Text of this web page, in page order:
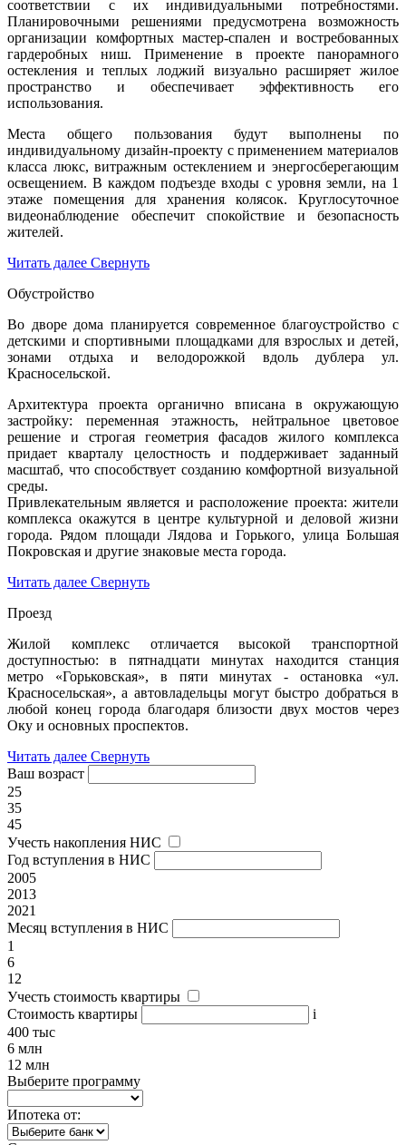
соответствии с их индивидуальными потребностями.
Планировочными решениями предусмотрена возможность
организации комфортных мастер-спален и востребованных
гардеробных ниш. Применение в проекте панорамного
остекления и теплых лоджий визуально расширяет жилое
пространство и обеспечивает эффективность его
использования.
Места общего пользования будут выполнены по
индивидуальному дизайн-проекту с применением материалов
класса люкс, витражным остеклением и энергосберегающим
освещением. В каждом подъезде входы с уровня земли, на 1
этаже помещения для хранения колясок. Круглосуточное
видеонаблюдение обеспечит спокойствие и безопасность
жителей.
Читать далее Свернуть
Обустройство
Во дворе дома планируется современное благоустройство с
детскими и спортивными площадками для взрослых и детей,
зонами отдыха и велодорожкой вдоль дублера ул.
Красносельской.
Архитектура проекта органично вписана в окружающую
застройку: переменная этажность, нейтральное цветовое
решение и строгая геометрия фасадов жилого комплекса
придает кварталу целостность и поддерживает заданный
масштаб, что способствует созданию комфортной визуальной
среды.
Привлекательным является и расположение проекта: жители
комплекса окажутся в центре культурной и деловой жизни
города. Рядом площади Лядова и Горького, улица Большая
Покровская и другие знаковые места города.
Читать далее Свернуть
Проезд
Жилой комплекс отличается высокой транспортной
доступностью: в пятнадцати минутах находится станция
метро «Горьковская», в пяти минутах - остановка «ул.
Красносельская», а автовладельцы могут быстро добраться в
любой конец города благодаря близости двух мостов через
Оку и основных проспектов.
Читать далее Свернуть
Ваш возраст
25
35
45
Учесть накопления НИС
Год вступления в НИС
2005
2013
2021
Месяц вступления в НИС
1
6
12
Учесть стоимость квартиры
Стоимость квартиры
i
400 тыс
6 млн
12 млн
Выберите программу
Ипотека от: